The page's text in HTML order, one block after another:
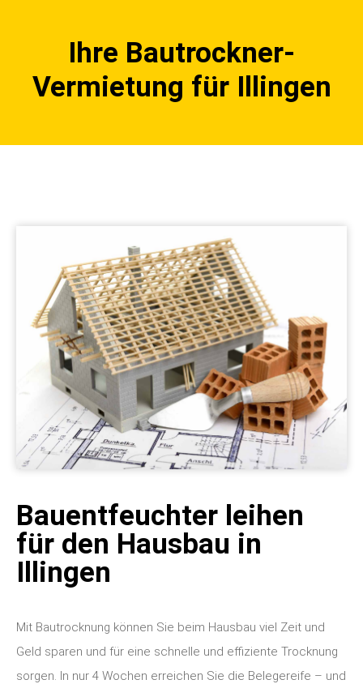
Ihre Bautrockner-
Vermietung für Illingen
Bauentfeuchter leihen
für den Hausbau in
Illingen
Mit Bautrocknung können Sie beim Hausbau viel Zeit und
Geld sparen und für eine schnelle und effiziente Trocknung
sorgen. In nur 4 Wochen erreichen Sie die Belegereife – und